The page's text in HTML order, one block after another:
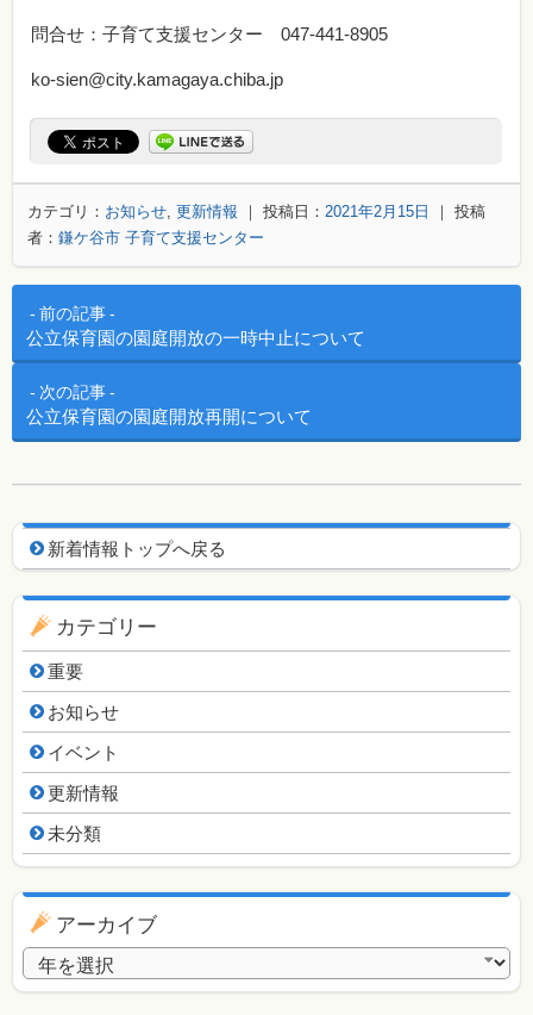
問合せ：子育て支援センター 047-441-8905
ko-sien@city.kamagaya.chiba.jp
カテゴリ： お知らせ 更新情報 ｜ 投稿日： 2021年2月15日
｜ 投稿
者： 鎌ケ谷市 子育て支援センター
投稿ナビゲーション
前の記事
公立保育園の園庭開放の一時中止について
次の記事
公立保育園の園庭開放再開について
新着情報用ナビゲーション
新着情報トップへ戻る
カテゴリー
重要
お知らせ
イベント
更新情報
未分類
アーカイブ
アーカイブ